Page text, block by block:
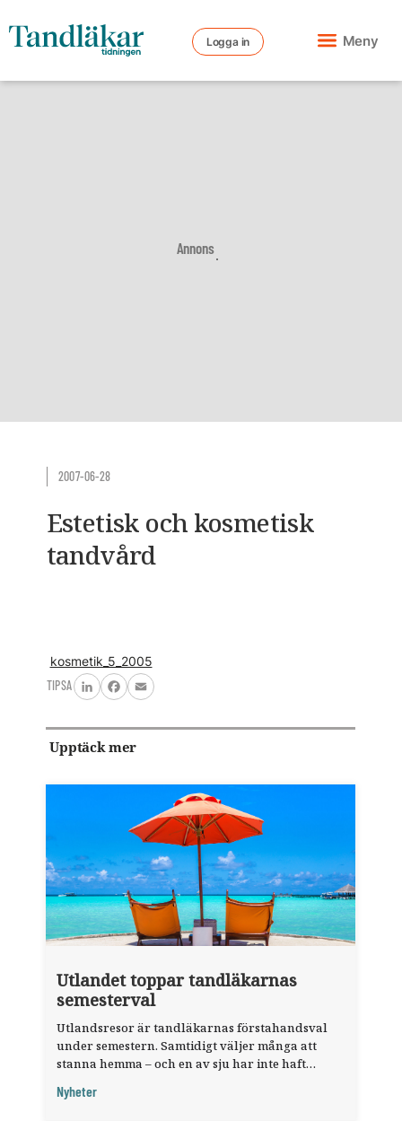
Logga in Meny
Annons
2007-06-28
Estetisk och kosmetisk
tandvård
kosmetik_5_2005
TIPSA
LinkedInFacebook
Email
Upptäck mer
Utlandet toppar tandläkarnas
semesterval
Utlandsresor är tandläkarnas förstahandsval
under semestern. Samtidigt väljer många att
stanna hemma – och en av sju har inte haft
fråga".
Nyheter